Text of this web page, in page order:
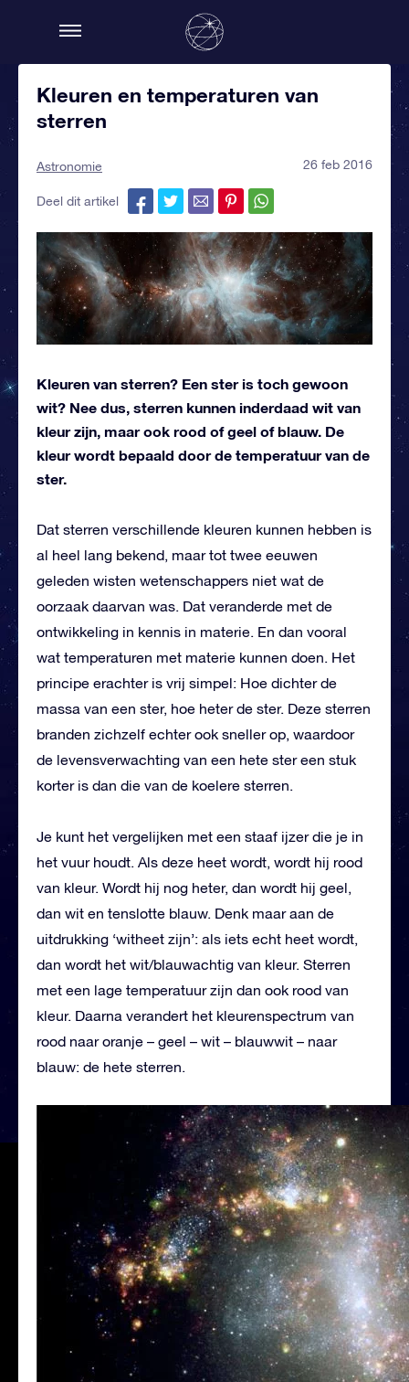
Kleuren en temperaturen van
sterren
Astronomie 26 feb 2016
Deel dit artikel
Kleuren van sterren? Een ster is toch gewoon
wit? Nee dus, sterren kunnen inderdaad wit van
kleur zijn, maar ook rood of geel of blauw. De
kleur wordt bepaald door de temperatuur van de
ster.
Dat sterren verschillende kleuren kunnen hebben is
al heel lang bekend, maar tot twee eeuwen
geleden wisten wetenschappers niet wat de
oorzaak daarvan was. Dat veranderde met de
ontwikkeling in kennis in materie. En dan vooral
wat temperaturen met materie kunnen doen. Het
principe erachter is vrij simpel: Hoe dichter de
massa van een ster, hoe heter de ster. Deze sterren
branden zichzelf echter ook sneller op, waardoor
de levensverwachting van een hete ster een stuk
korter is dan die van de koelere sterren.
Je kunt het vergelijken met een staaf ijzer die je in
het vuur houdt. Als deze heet wordt, wordt hij rood
van kleur. Wordt hij nog heter, dan wordt hij geel,
dan wit en tenslotte blauw. Denk maar aan de
uitdrukking ‘witheet zijn’: als iets echt heet wordt,
dan wordt het wit/blauwachtig van kleur. Sterren
met een lage temperatuur zijn dan ook rood van
kleur. Daarna verandert het kleurenspectrum van
rood naar oranje – geel – wit – blauwwit – naar
blauw: de hete sterren.